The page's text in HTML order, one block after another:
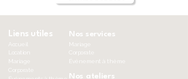
Liens utiles Nos services
Accueil
Mariage
Location
Corporate
Mariage
Événement à thème
Corporate
Nos ateliers